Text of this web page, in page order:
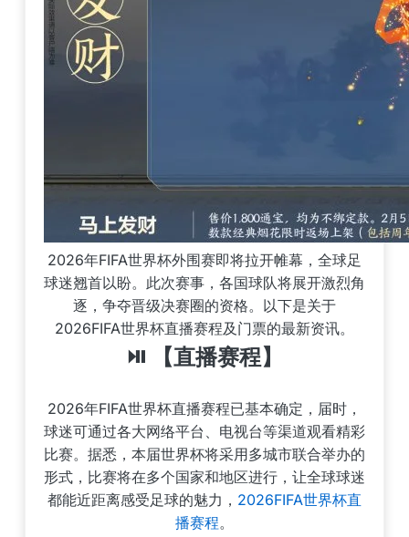
2026年FIFA世界杯外围赛即将拉开帷幕，全球足
球迷翘首以盼。此次赛事，各国球队将展开激烈角
逐，争夺晋级决赛圈的资格。以下是关于
2026FIFA世界杯直播赛程及门票的最新资讯。
⏯️ 【直播赛程】
2026年FIFA世界杯直播赛程已基本确定，届时，
球迷可通过各大网络平台、电视台等渠道观看精彩
比赛。据悉，本届世界杯将采用多城市联合举办的
形式，比赛将在多个国家和地区进行，让全球球迷
都能近距离感受足球的魅力， 2026FIFA世界杯直
播赛程。